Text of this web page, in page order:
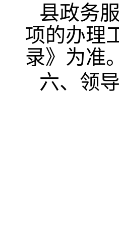
县政务
项的办理
录》为准。
六、领